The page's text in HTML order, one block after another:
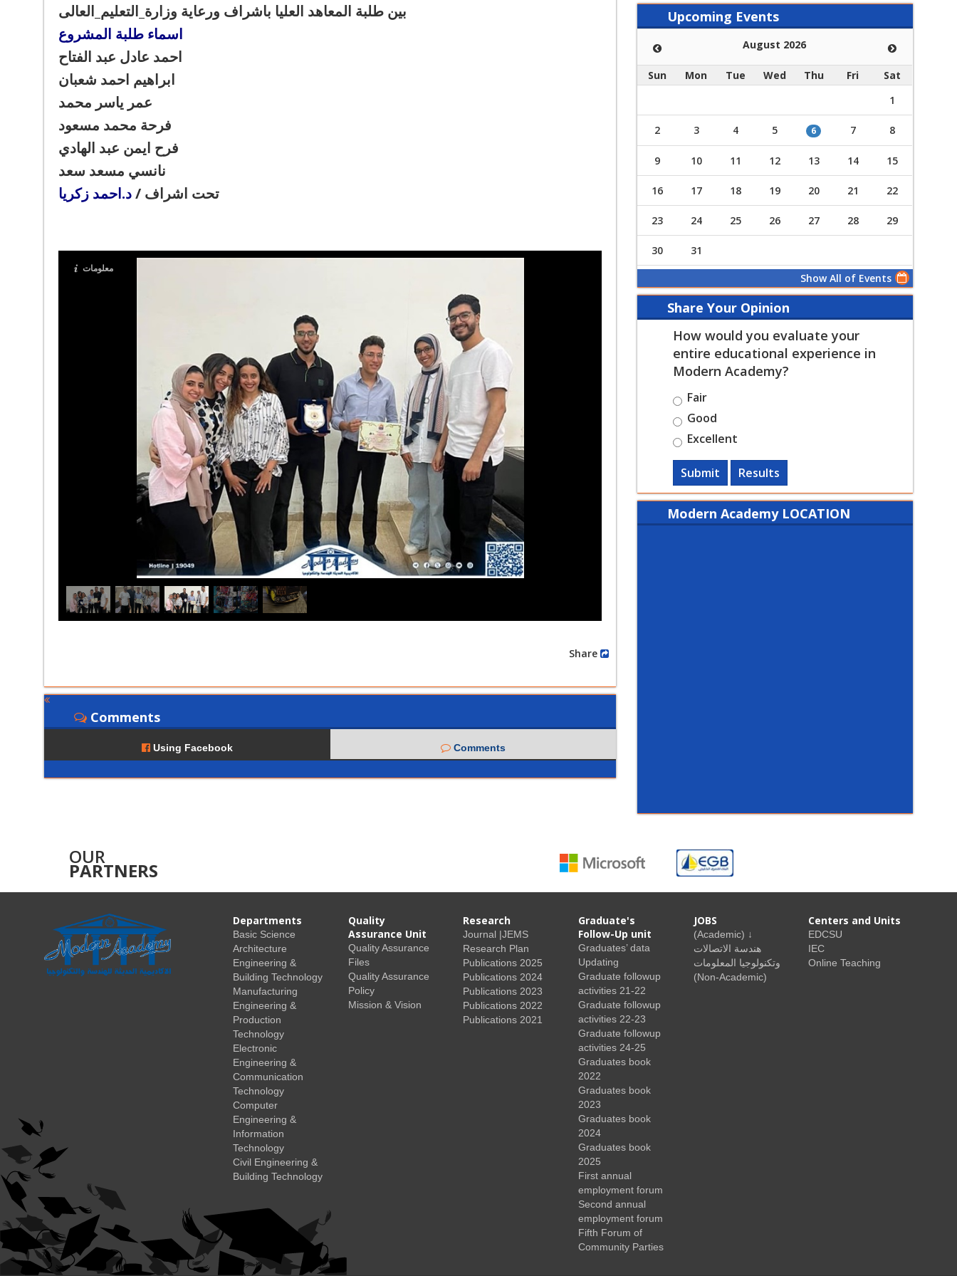
اسماء طلبة المشروع
نانسي مسعد سعد
تحت اشراف /د.احمد زكريا
معلومات
Share
Comments
Using Facebook Comments
Upcoming Events
August 2026
Sun Mon Tue Wed Thu Fri
Sat
1
2 3 4 5 6 7 8
9 10 11 12 13 14 15
16 17 18 19 20 21 22
23 24 25 26 27 28 29
30 31
Show All of Events
Share Your Opinion
How would you evaluate your
entire educational experience in
Modern Academy?
Fair
Good
Excellent
Submit Results
Modern Academy LOCATION
OUR
PARTNERS
Departments
Basic Science
Architecture
Engineering &
Building Technology
Manufacturing
Engineering &
Production
Technology
Electronic
Engineering &
Communication
Technology
Computer
Engineering &
Information
Technology
Civil Engineering &
Building Technology
Quality
Assurance Unit
Quality Assurance
Files
Quality Assurance
Policy
Mission & Vision
Research
Journal |JEMS
Research Plan
Publications 2025
Publications 2024
Publications 2023
Publications 2022
Publications 2021
Graduate's
Follow-Up unit
Graduates’ data
Updating
Graduate followup
activities 21-22
Graduate followup
activities 22-23
Graduate followup
activities 24-25
Graduates book
2022
Graduates book
2023
Graduates book
2024
Graduates book
2025
First annual
employment forum
Second annual
employment forum
Fifth Forum of
Community Parties
JOBS
(Academic) ↓
هندسة الاتصالات
وتكنولوجيا المعلومات
(Non-Academic)
Centers and Units
EDCSU
IEC
Online Teaching